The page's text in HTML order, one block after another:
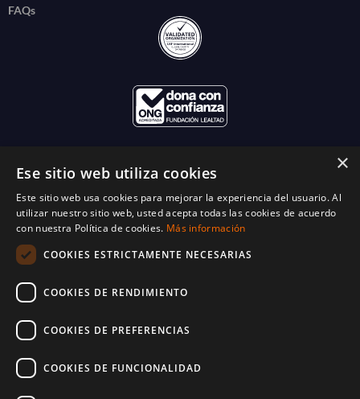
FAQs
×
Ese sitio web utiliza cookies
Este sitio web usa cookies para mejorar la experiencia del usuario. Al
utilizar nuestro sitio web, usted acepta todas las cookies de acuerdo
con nuestra Política de cookies. Más información
COOKIES ESTRICTAMENTE NECESARIAS
COOKIES DE RENDIMIENTO
COOKIES DE PREFERENCIAS
COOKIES DE FUNCIONALIDAD